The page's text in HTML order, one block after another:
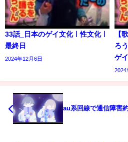
33話_日本のゲイ文化ㅣ性文化ㅣ
最終日
2024年12月6日
【
ろ
ゲ
2024
au系回線で通信障害